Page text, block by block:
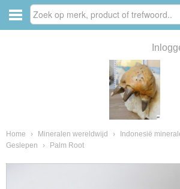
Home › Mineralen wereldwijd › Indonesië
Geslepen
› Palm Root
van fossielen en mineralen